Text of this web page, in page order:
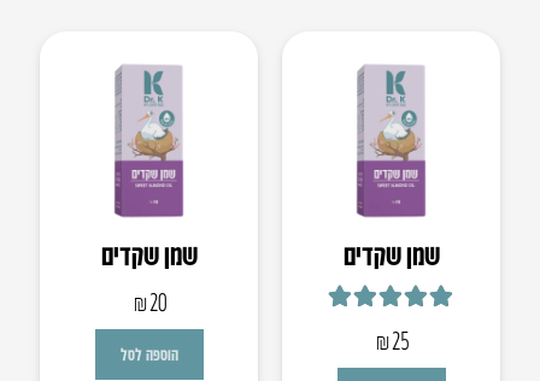
שמן שקדים
₪25
שמן שקדים
₪20
הוספה לסל